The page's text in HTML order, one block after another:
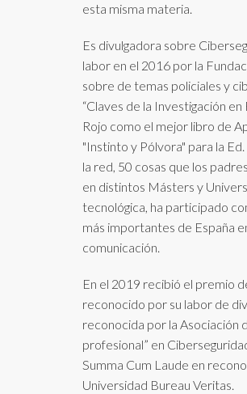
esta misma materia.
Es divulgadora sobre
labor en el 2016 por la
sobre de temas policiales y
“Claves de la Investigación
Rojo como el mejor libro de
"Instinto y Pólvora" para la
la red, 50 cosas que los
en distintos Másters y
tecnológica, ha participado
más importantes de España
comunicación.
En el 2019 recibió el premio
reconocido por su labor de
reconocida por la Asociación
profesional” en
Summa Cum Laude en
Universidad Bureau Veritas.